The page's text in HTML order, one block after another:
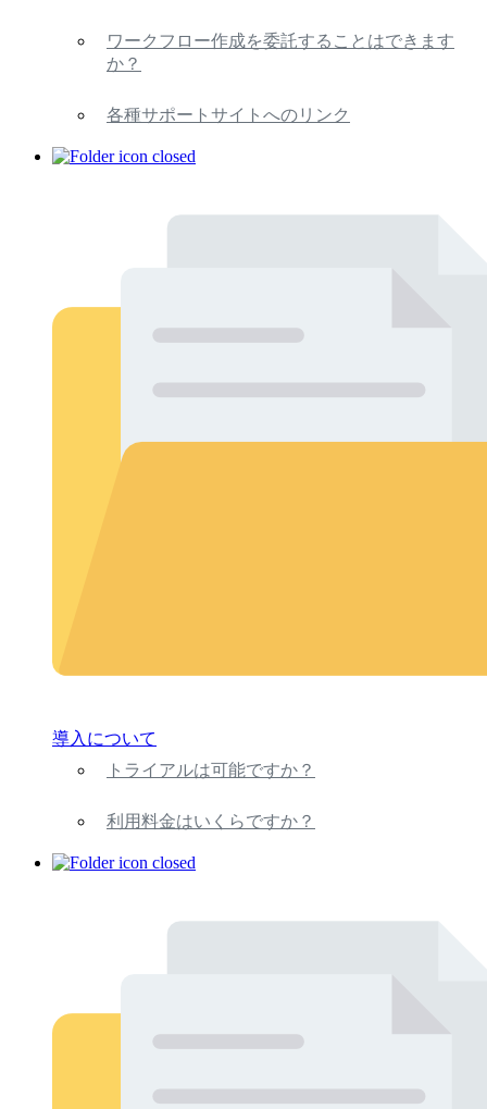
ワークフロー作成を委託することはできます
か？
各種サポートサイトへのリンク
導入について
トライアルは可能ですか？
利用料金はいくらですか？